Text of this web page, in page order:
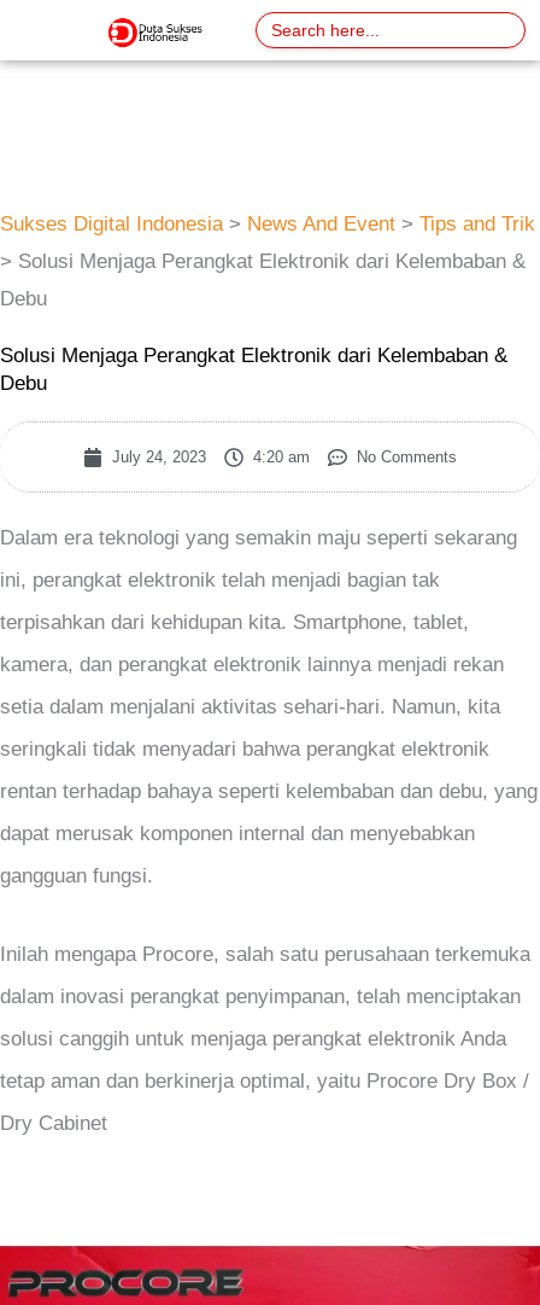
to
Search
for:
Sukses Digital Indonesia> News And Event > Tips and Trik
> Solusi Menjaga Perangkat Elektronik dari Kelembaban &
Debu
Solusi Menjaga Perangkat Elektronik dari Kelembaban &
Debu
July 24, 2023 4:20 am No Comments
Dalam era teknologi yang semakin maju seperti sekarang
ini, perangkat elektronik telah menjadi bagian tak
terpisahkan dari kehidupan kita. Smartphone, tablet,
kamera, dan perangkat elektronik lainnya menjadi rekan
setia dalam menjalani aktivitas sehari-hari. Namun, kita
seringkali tidak menyadari bahwa perangkat elektronik
rentan terhadap bahaya seperti kelembaban dan debu, yang
dapat merusak komponen internal dan menyebabkan
gangguan fungsi.
Inilah mengapa Procore, salah satu perusahaan terkemuka
dalam inovasi perangkat penyimpanan, telah menciptakan
solusi canggih untuk menjaga perangkat elektronik Anda
tetap aman dan berkinerja optimal, yaitu Procore Dry Box /
Dry Cabinet